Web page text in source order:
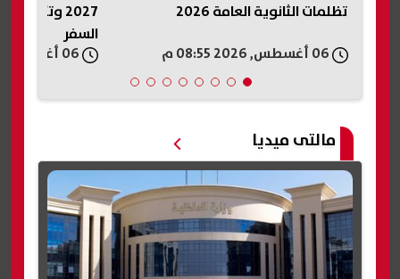
2027 وتكشف الفئات الممنوعة من
06 أغسطس, 2026 08:54 م
وقف إطلاق
مالتى ميديا